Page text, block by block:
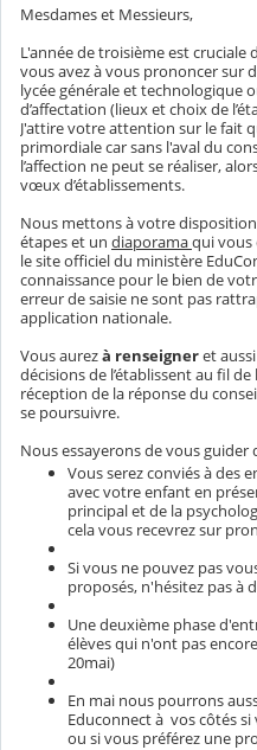
Mesdames et Messieurs,
L'année de troisième est cruciale
vous avez à vous prononcer sur
lycée générale et technologique
d’affectation (lieux et choix de
J'attire votre attention sur le fait
primordiale car sans l'aval du
l’affection ne peut se réaliser,
vœux d’établissements.
Nous mettons à votre
étapes et un diaporamaqui vous
le site officiel du ministère
connaissance pour le bien de
erreur de saisie ne sont pas
application nationale.
Vous aurezà renseigneret
décisions de l’établissent au fil
réception de la réponse du
se poursuivre.
Nous essayerons de vous guider
Vous serez conviés à des
avec votre enfant en
principal et de la
cela vous recevrez sur
Si vous ne pouvez pas
proposés, n'hésitez pas à
Une deuxième phase
élèves qui n'ont pas
20mai)
En mai nous pourrons
Educonnect à vos côtés
ou si vous préférez une